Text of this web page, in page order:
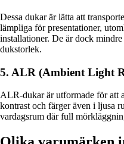
Dessa dukar är lätta att
lämpliga för presentationer,
installationer. De är dock
dukstorlek.
5. ALR (Ambient Light
ALR-dukar är utformade för att
kontrast och färger även i ljusa
vardagsrum där full